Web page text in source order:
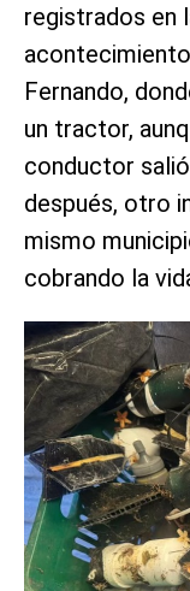
registrados en
Fernando,
un tractor,
conductor
después, otro
mismo
cobrando la